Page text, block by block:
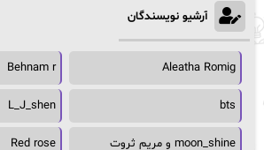
آرشیو نویسندگان
Aleatha Romig
Behnam r
bts
L_J_shen
moon_shine و مریم ثروت Red rose